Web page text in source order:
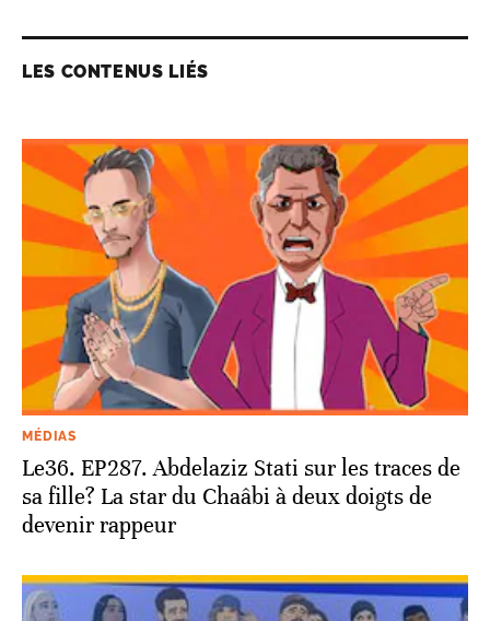
LES CONTENUS LIÉS
MÉDIAS
Le36. EP287. Abdelaziz Stati sur les traces de
sa fille? La star du Chaâbi à deux doigts de
devenir rappeur